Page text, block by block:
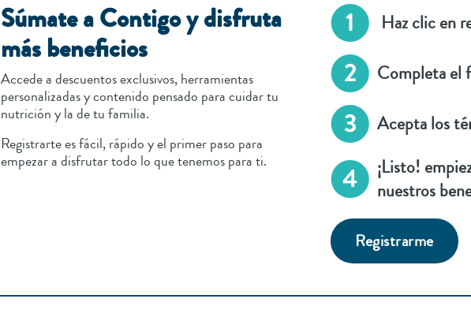
Súmate a Contigo y disfruta
más beneficios
Accede a descuentos exclusivos, herramientas
personalizadas y contenido pensado para cuidar tu
nutrición y la de tu familia.
Registrarte es fácil, rápido y el primer paso para
empezar a disfrutar todo lo que tenemos para ti.
Haz clic en
Completa el
Acepta los
¡Listo!
nuestros
Registrarme